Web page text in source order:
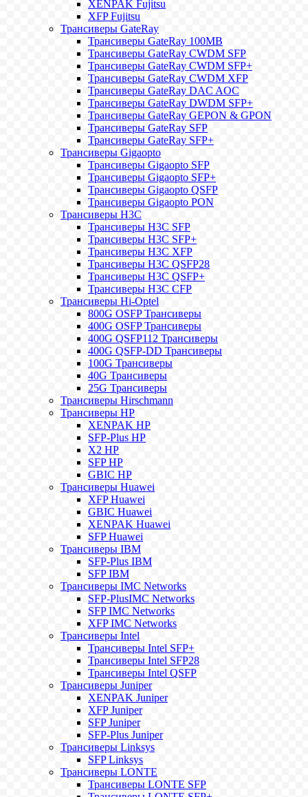
XENPAK Fujitsu
XFP Fujitsu
Трансиверы GateRay
Трансиверы GateRay 100MB
Трансиверы GateRay CWDM SFP
Трансиверы GateRay CWDM SFP+
Трансиверы GateRay CWDM XFP
Трансиверы GateRay DAC AOC
Трансиверы GateRay DWDM SFP+
Трансиверы GateRay GEPON & GPON
Трансиверы GateRay SFP
Трансиверы GateRay SFP+
Трансиверы Gigaopto
Трансиверы Gigaopto SFP
Трансиверы Gigaopto SFP+
Трансиверы Gigaopto QSFP
Трансиверы Gigaopto PON
Трансиверы H3C
Трансиверы H3C SFP
Трансиверы H3C SFP+
Трансиверы H3C XFP
Трансиверы H3C QSFP28
Трансиверы H3C QSFP+
Трансиверы H3C CFP
Трансиверы Hi-Optel
800G OSFP Трансиверы
400G OSFP Трансиверы
400G QSFP112 Трансиверы
400G QSFP-DD Трансиверы
100G Трансиверы
40G Трансиверы
25G Трансиверы
Трансиверы Hirschmann
Трансиверы HP
XENPAK HP
SFP-Plus HP
X2 HP
SFP HP
GBIC HP
Трансиверы Huawei
XFP Huawei
GBIC Huawei
XENPAK Huawei
SFP Huawei
Трансиверы IBM
SFP-Plus IBM
SFP IBM
Трансиверы IMC Networks
SFP-PlusIMC Networks
SFP IMC Networks
XFP IMC Networks
Трансиверы Intel
Трансиверы Intel SFP+
Трансиверы Intel SFP28
Трансиверы Intel QSFP
Трансиверы Juniper
XENPAK Juniper
XFP Juniper
SFP Juniper
SFP-Plus Juniper
Трансиверы Linksys
SFP Linksys
Трансиверы LONTE
Трансиверы LONTE SFP